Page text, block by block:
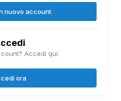
nuovo account
Accedi qui.
ora